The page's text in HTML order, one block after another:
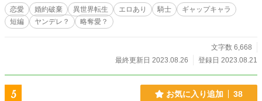
恋愛 婚約破棄 異世界転生 エロあり 騎士
ギャップキャラ
短編
ヤンデレ？ 略奪愛？
文字数 6,668
最終更新日 2023.08.26
登録日 2023.08.21
5 お気に入り追加 38